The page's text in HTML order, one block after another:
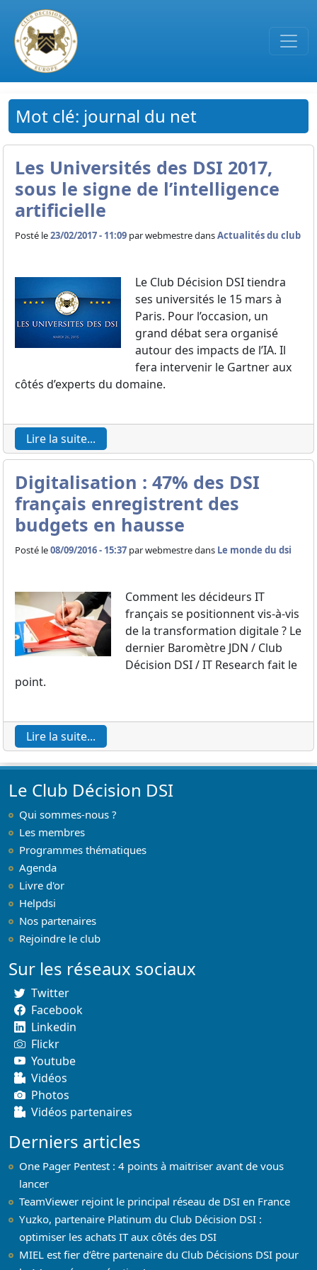
Passer au contenu principal
Mot clé: journal du net
Les Universités des DSI 2017,
sous le signe de l’intelligence
artificielle
Posté le23/02/2017 - 11:09 parwebmestre dansActualités du club
Le Club Décision DSI tiendra
ses universités le 15 mars à
Paris. Pour l’occasion, un
grand débat sera organisé
autour des impacts de l’IA. Il
fera intervenir le Gartner aux
côtés d’experts du domaine.
Lire la suite...
Digitalisation : 47% des DSI
français enregistrent des
budgets en hausse
Posté le08/09/2016 - 15:37 parwebmestre dans Le monde du dsi
Comment les décideurs IT
français se positionnent vis-à-vis
de la transformation digitale ? Le
dernier Baromètre JDN / Club
Décision DSI / IT Research fait le
point.
Lire la suite...
Le Club Décision DSI
Qui sommes-nous ?
Les membres
Programmes thématiques
Agenda
Livre d'or
Helpdsi
Nos partenaires
Rejoindre le club
Sur les réseaux sociaux
Twitter
Facebook
Linkedin
Flickr
Youtube
Vidéos
Photos
Vidéos partenaires
Derniers articles
One Pager Pentest : 4 points à maitriser avant de vous
lancer
TeamViewer rejoint le principal réseau de DSI en France
Yuzko, partenaire Platinum du Club Décision DSI :
optimiser les achats IT aux côtés des DSI
MIEL est fier d’être partenaire du Club Décisions DSI pour